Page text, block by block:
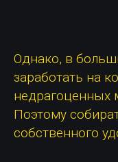
Однако, в
заработать на
недрагоценных
Поэтому
собственного